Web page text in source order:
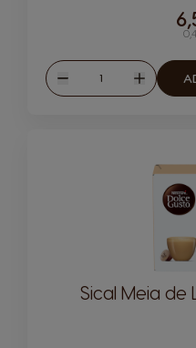
Reduzir
Quantidade
Sical Meia de